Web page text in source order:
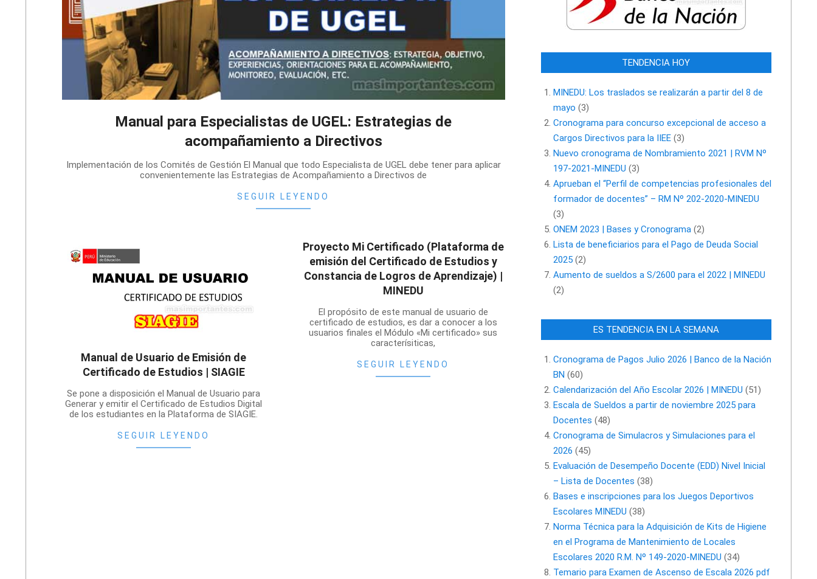
Manual para Especialistas de UGEL: Estrategias de
acompañamiento a Directivos
Implementación de los Comités de Gestión El Manual que todo Especialista de UGEL debe tener para aplicar
convenientemente las Estrategias de Acompañamiento a Directivos de
SEGUIR LEYENDO
Manual de Usuario de Emisión de
Certificado de Estudios | SIAGIE
11-
18
Se pone a disposición el Manual de Usuario para
Generar y emitir el Certificado de Estudios Digital
de los estudiantes en la Plataforma de SIAGIE.
SEGUIR LEYENDO
Proyecto Mi Certificado (Plataforma de
emisión del Certificado de Estudios y
Constancia de Logros de Aprendizaje) |
MINEDU
11-
02
El propósito de este manual de usuario de
certificado de estudios, es dar a conocer a los
usuarios finales el Módulo «Mi certificado» sus
caracterísiticas,
SEGUIR LEYENDO
TENDENCIA HOY
MINEDU: Los traslados se realizarán a partir del 8 de
mayo (3)
Cronograma para concurso excepcional de acceso a
Cargos Directivos para la IIEE(3)
Nuevo cronograma de Nombramiento 2021 | RVM Nº
197-2021-MINEDU (3)
Aprueban el “Perfil de competencias profesionales del
formador de docentes” – RM Nº 202-2020-MINEDU
(3)
ONEM 2023 | Bases y Cronograma(2)
Lista de beneficiarios para el Pago de Deuda Social
2025(2)
Aumento de sueldos a S/2600 para el 2022 | MINEDU
(2)
ES TENDENCIA EN LA SEMANA
Cronograma de Pagos Julio 2026 | Banco de la Nación
BN (60)
Calendarización del Año Escolar 2026 | MINEDU (51)
Escala de Sueldos a partir de noviembre 2025 para
Docentes (48)
Cronograma de Simulacros y Simulaciones para el
2026 (45)
Evaluación de Desempeño Docente (EDD) Nivel Inicial
– Lista de Docentes (38)
Bases e inscripciones para los Juegos Deportivos
Escolares MINEDU (38)
Norma Técnica para la Adquisición de Kits de Higiene
en el Programa de Mantenimiento de Locales
Escolares 2020 R.M. Nº 149-2020-MINEDU (34)
Temario para Examen de Ascenso de Escala 2026 pdf